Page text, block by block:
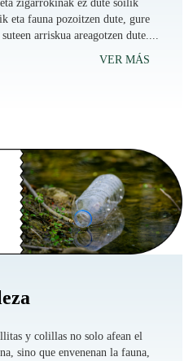
zigarrokinak ez dute soilik
eta fauna pozoitzen dute, gure
arriskua areagotzen dute....
VER MÁS
y colillas no solo afean el
sino que envenenan la fauna,